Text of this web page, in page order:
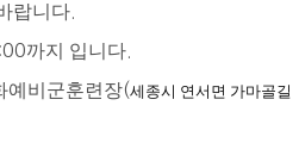
랍니다
까지 입니다
예비군훈련장(세종시 연서면 가마골길